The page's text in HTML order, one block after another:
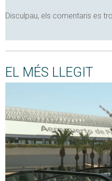
Disculpau, els comentaris es
EL MÉS LLEGIT